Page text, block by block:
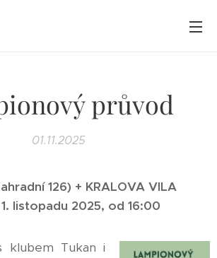
průvod
01.11.2025
126) + KRALOVA VILA
listopadu 2025, od 16:00
klubem Tukan i